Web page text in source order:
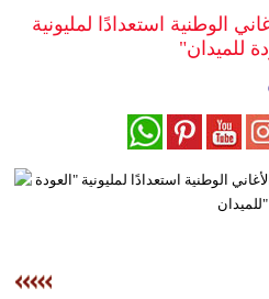
وموسيقى
سياحة
ديكور
الوطنية استعدادًا لمليونية
للميدان"